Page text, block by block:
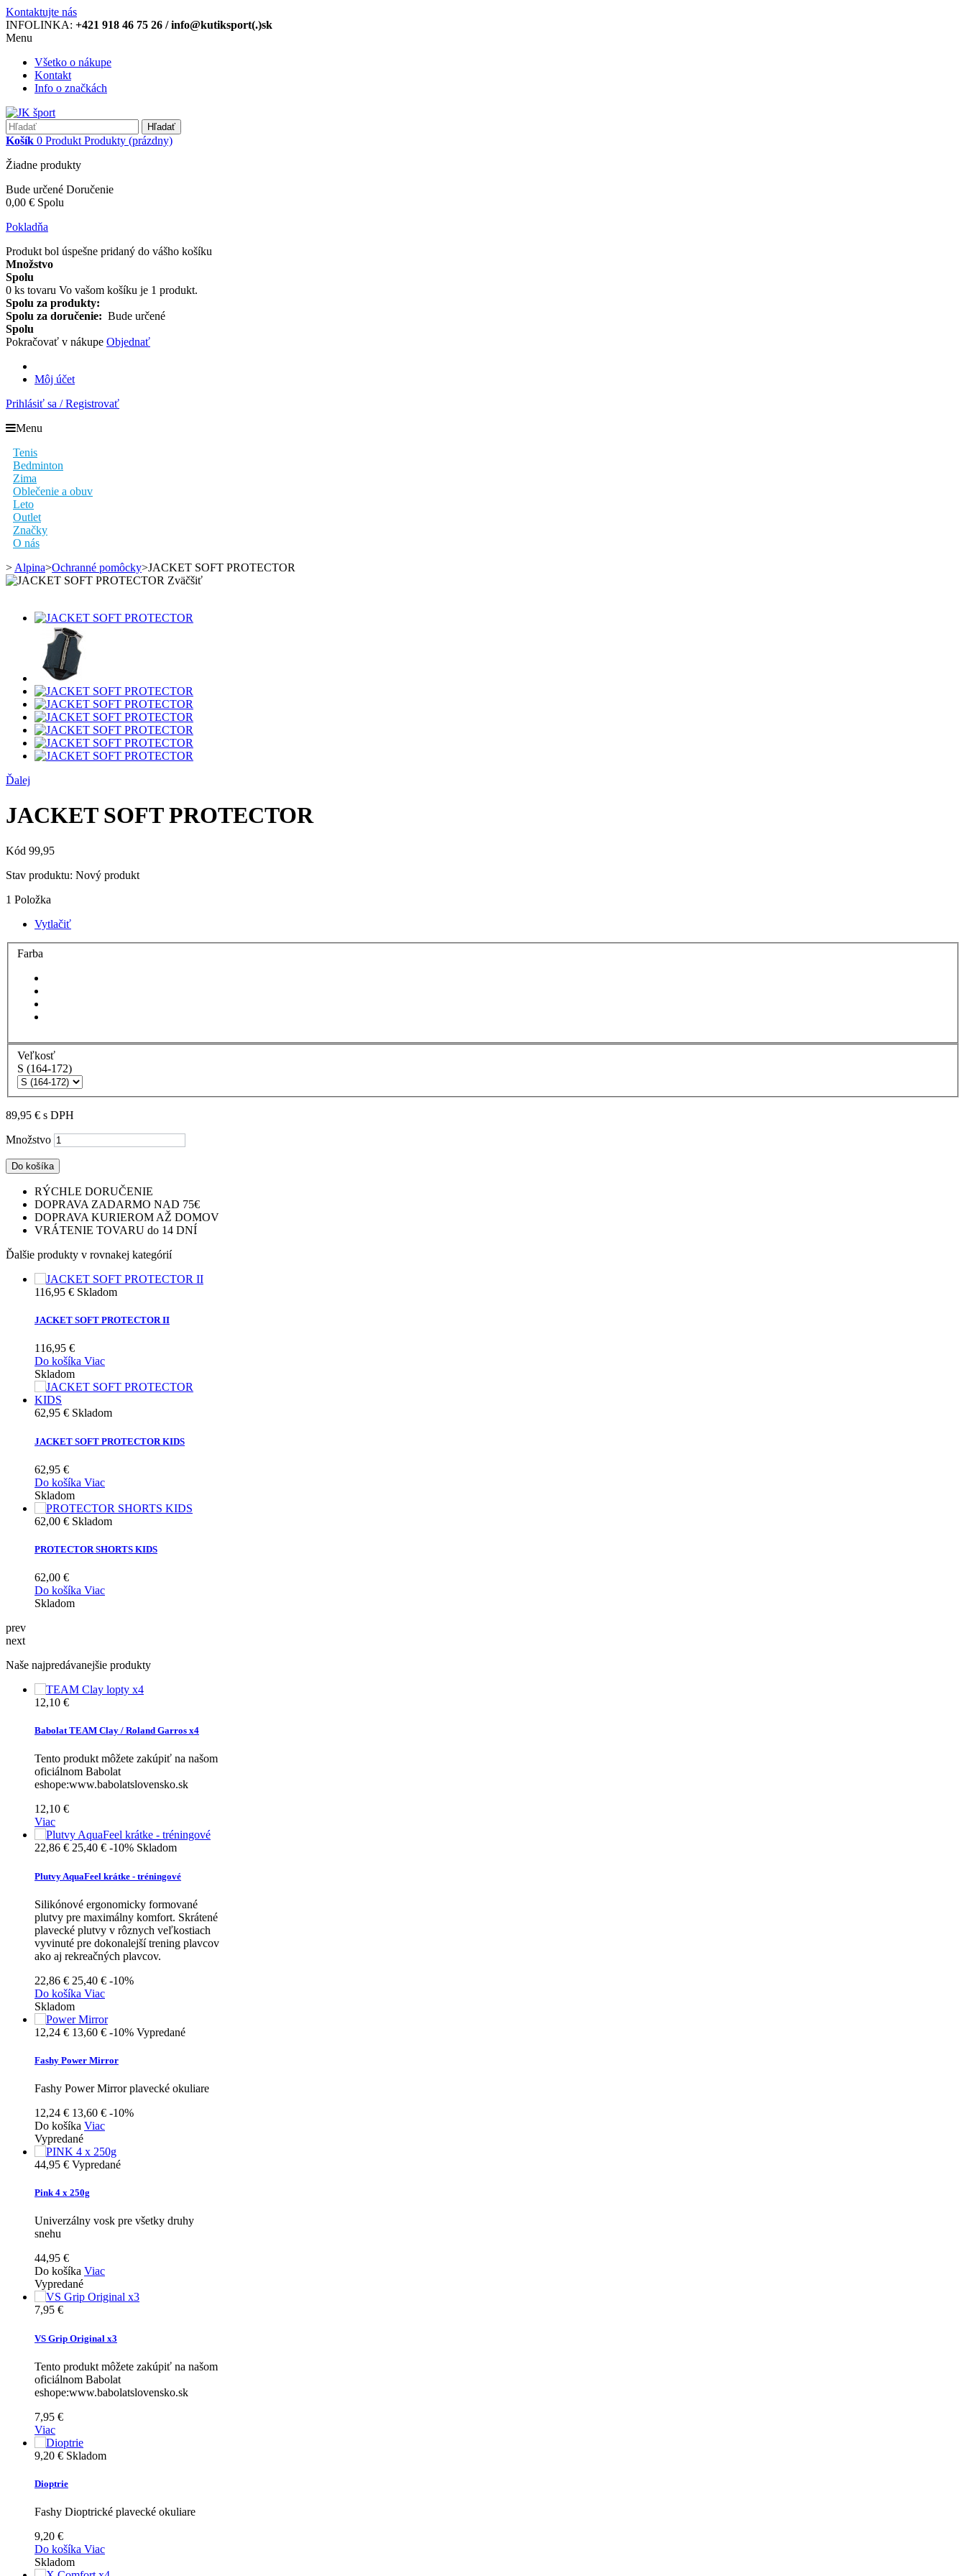
Kontaktujte nás
INFOLINKA: +421 918 46 75 26 / info@kutiksport(.)sk
Menu
Všetko o nákupe
Kontakt
Info o značkách
Hľadať
Košík 0 Produkt Produkty (prázdny)
Žiadne produkty
Bude určené Doručenie
0,00 € Spolu
Pokladňa
Produkt bol úspešne pridaný do vášho košíku
Množstvo
Spolu
0 ks tovaru Vo vašom košíku je 1 produkt.
Spolu za produkty:
Spolu za doručenie: Bude určené
Spolu
Pokračovať v nákupe Objednať
Môj účet
Prihlásiť sa / Registrovať
Menu
Tenis
Bedminton
Zima
Oblečenie a obuv
Leto
Outlet
Značky
O nás
> Alpina>Ochranné pomôcky>JACKET SOFT PROTECTOR
Zväčšiť
Ďalej
JACKET SOFT PROTECTOR
Kód 99,95
Stav produktu: Nový produkt
1 Položka
Vytlačiť
Farba
Veľkosť
S (164-172)
89,95 € s DPH
Množstvo
Do košíka
RÝCHLE DORUČENIE
DOPRAVA ZADARMO NAD 75€
DOPRAVA KURIEROM AŽ DOMOV
VRÁTENIE TOVARU do 14 DNÍ
Ďalšie produkty v rovnakej kategórií
116,95 € Skladom
JACKET SOFT PROTECTOR II
116,95 €
Do košíka Viac
Skladom
62,95 € Skladom
JACKET SOFT PROTECTOR KIDS
62,95 €
Do košíka Viac
Skladom
62,00 € Skladom
PROTECTOR SHORTS KIDS
62,00 €
Do košíka Viac
Skladom
prev
next
Naše najpredávanejšie produkty